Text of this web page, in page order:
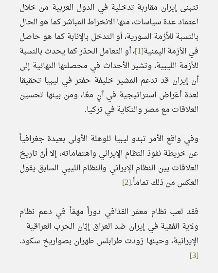
تتبنى إيران مقاربة تدخلية في الدول العربية من خلال
اعتماد عدة سياسات، منها الانخراط المباشر كما هو الحال
بالنسبة للأزمة السورية، أو التدخل بالإنابة كما هو حاصل
في الأزمة اليمنية[1] ، أو التعامل الحذر كما يحدث بالنسبة
للأزمة الليبية، وتشير الأحداث في محصلتها النهائية إلى
أن إيران قد تدعم المشير خليفة حفتر في ليبيا تحقيقا
لعدة أغراض استراتيجية في آنٍ معًا، ومن بينها تحسين
العلاقات مع مصر والنكاية في تركيا.
وفي واقع الأمر تبدو ليبيا للوهلة الأولى بعيدة جغرافياً
عن خريطة نفوذ النظام الإيراني واهتماماته، إلا أنّ تاريخ
العلاقات بين النظام الإيراني والنظام الليبي السابق يقول
العكس من ذلك تماماً.[2]
فقد لعب نظام معمّر القذافي دوراً مهمّاً في دعم نظام
ولاية الفقية في إيران ضد العراق إبّان الحرب العراقية –
الإيرانية، وحينها زودت طرابلس طهران بصواريخ سكود.
[3]